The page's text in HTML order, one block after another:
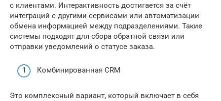
с клиентами. Интерактивность достигается за счёт
интеграций с другими сервисами или автоматизации
обмена информацией между подразделениями. Такие
системы подходят для сбора обратной связи или
отправки уведомлений о статусе заказа.
Комбинированная CRM
Это комплексный вариант, который включает в себя